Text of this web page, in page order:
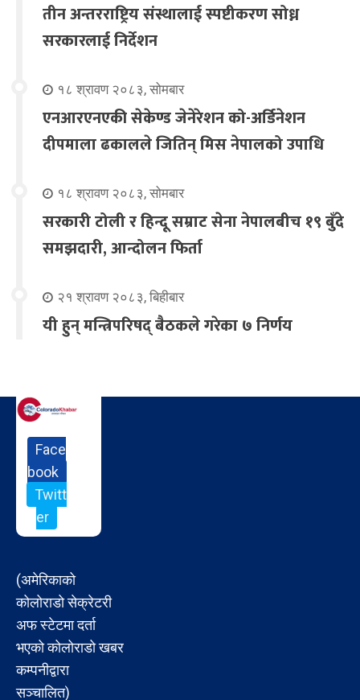
तीन अन्तरराष्ट्रिय संस्थालाई स्पष्टीकरण सोध्न
सरकारलाई निर्देशन
१८ श्रावण २०८३, सोमबार
एनआरएनएकी सेकेण्ड जेनेरेशन को-अर्डिनेशन
दीपमाला ढकालले जितिन् मिस नेपालको उपाधि
१८ श्रावण २०८३, सोमबार
सरकारी टोली र हिन्दू सम्राट सेना नेपालबीच १९ बुँदे
समझदारी, आन्दोलन फिर्ता
२१ श्रावण २०८३, बिहीबार
यी हुन् मन्त्रिपरिषद् बैठकले गरेका ७ निर्णय
Face
book
Twitt
er
(अमेरिकाको
कोलोराडो सेक्रेटरी
अफ स्टेटमा दर्ता
भएको कोलोराडो खबर
कम्पनीद्वारा
सञ्चालित)